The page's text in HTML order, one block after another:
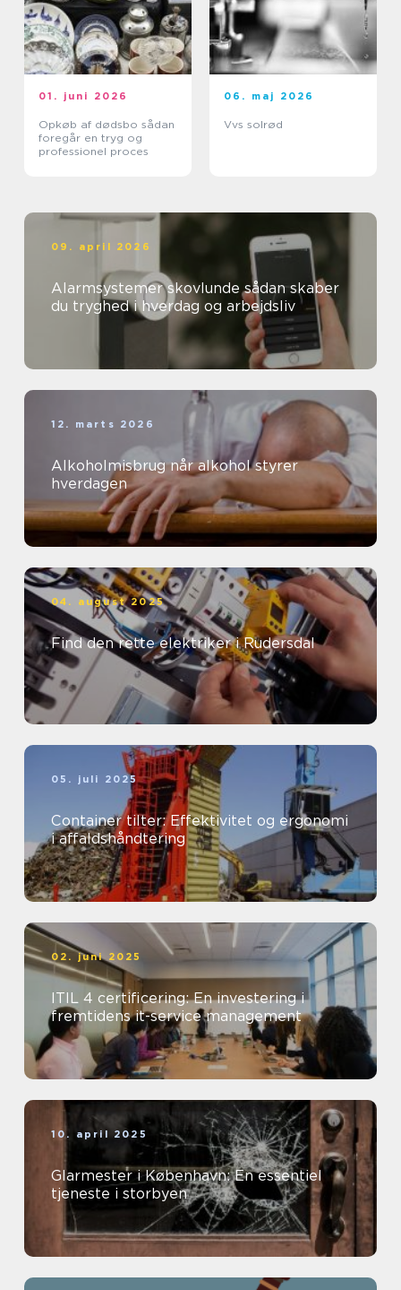
01. juni 2026
Opkøb af dødsbo sådan
foregår en tryg og
professionel proces
06. maj 2026
Vvs solrød
09. april 2026
Alarmsystemer skovlunde sådan skaber
du tryghed i hverdag og arbejdsliv
12. marts 2026
Alkoholmisbrug når alkohol styrer
hverdagen
04. august 2025
Find den rette elektriker i Rudersdal
05. juli 2025
Container tilter: Effektivitet og ergonomi
i affaldshåndtering
02. juni 2025
ITIL 4 certificering: En investering i
fremtidens it-service management
10. april 2025
Glarmester i København: En essentiel
tjeneste i storbyen